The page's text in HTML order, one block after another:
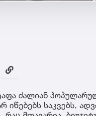
ძალიან
იწებებს საკვებს,